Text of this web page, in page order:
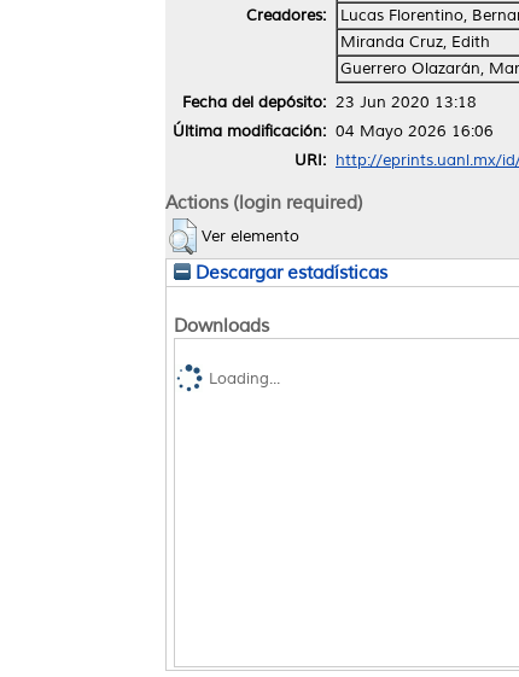
Creadores:
Lucas Florentino,
Miranda Cruz, Edith
Guerrero Olazarán,
Fecha del depósito: 23 Jun 2020 13:18
Última modificación: 04 Mayo 2026 16:06
URI: http://eprints.uanl.mx/
Actions (login required)
Ver elemento
Descargar estadísticas
Downloads
Loading...